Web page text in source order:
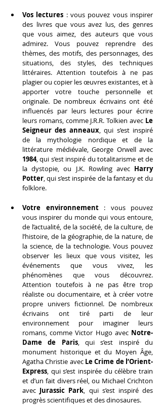
Vos lectures : vous pouvez vous inspirer
des livres que vous avez lus, des genres
que vous aimez, des auteurs que vous
admirez. Vous pouvez reprendre des
thèmes, des motifs, des personnages, des
situations, des styles, des techniques
littéraires. Attention toutefois à ne pas
plagier ou copier les œuvres existantes, et à
apporter votre touche personnelle et
originale. De nombreux écrivains ont été
influencés par leurs lectures pour écrire
leurs romans, comme J.R.R. Tolkien avec Le
Seigneur des anneaux, qui s’est inspiré
de la mythologie nordique et de la
1984, qui s’est inspiré du totalitarisme et de
la dystopie, ou J.K. Rowling avec Harry
Potter, qui s’est inspirée de la fantasy et du
folklore.
Votre environnement : vous pouvez
vous inspirer du monde qui vous entoure,
de l’actualité, de la société, de la culture, de
l’histoire, de la géographie, de la nature, de
la science, de la technologie. Vous pouvez
observer les lieux que vous visitez, les
événements que vous vivez, les
phénomènes que vous découvrez.
Attention toutefois à ne pas être trop
réaliste ou documentaire, et à créer votre
propre univers fictionnel. De nombreux
écrivains ont tiré parti de leur
environnement pour imaginer leurs
romans, comme Victor Hugo avec Notre-
Dame de Paris, qui s’est inspiré du
monument historique et du Moyen Âge,
Agatha Christie avec Le Crime de l’Orient-
Express, qui s’est inspirée du célèbre train
et d’un fait divers réel, ou Michael Crichton
avec Jurassic Park, qui s’est inspiré des
progrès scientifiques et des dinosaures.